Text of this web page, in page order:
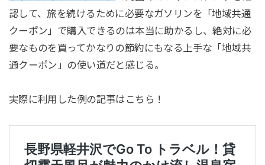
認して、旅を続けるために必要なガソリンを「地域共通
クーポン」で購入できるのは本当に助かるし、絶対に必
要なものを買ってかなりの節約にもなる上手な「地域共
通クーポン」の使い道だと感じる。
実際に利用した例の記事はこちら！